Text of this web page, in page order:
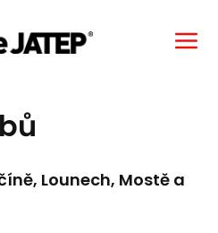
Lounech, Mostě a